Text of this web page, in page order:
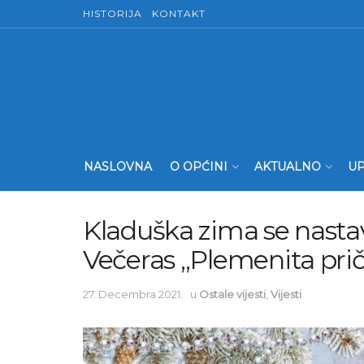
HISTORIJA KONTAKT
NASLOVNA O OPĆINI AKTUALNO
Kladuška zima se
Večeras „Plemenita
27. Decembra 2021. u Ostale vijesti Vijesti